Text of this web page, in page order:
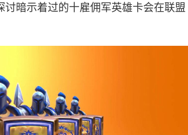
暗示着过的十雇佣军英雄卡会在联盟